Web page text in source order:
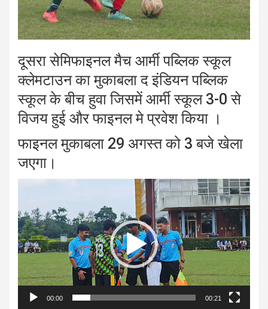
दूसरा सेमिफाइनल मैच आर्मी पब्लिक स्कूल
क्लेमटाउन का मुकाबला द इंडियन पब्लिक
स्कूल के बीच हुवा जिसमें आर्मी स्कूल 3-0 से
विजय हुई और फाइनल मे प्रवेश किया ।
फाइनल मुकाबला 29 अगस्त को 3 बजे खेला
जएगा।
00:00 00:21